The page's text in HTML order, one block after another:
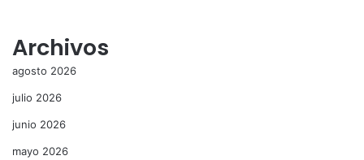
Archivos
agosto 2026
julio 2026
junio 2026
mayo 2026